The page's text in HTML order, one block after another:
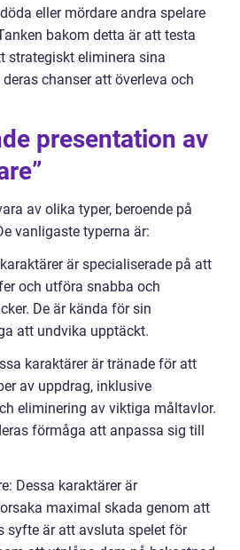
eller mördare andra spelare
bakom detta är att testa
strategiskt eliminera sina
chanser att överleva och
presentation av
av olika typer, beroende på
vanligaste typerna är:
är specialiserade på att
och utföra snabba och
De är kända för sin
att undvika upptäckt.
karaktärer är tränade för att
av uppdrag, inklusive
eliminering av viktiga måltavlor.
förmåga att anpassa sig till
Dessa karaktärer är
maximal skada genom att
syfte är att avsluta spelet för